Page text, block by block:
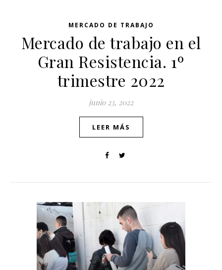
MERCADO DE TRABAJO
Mercado de trabajo en el
Gran Resistencia. 1º
trimestre 2022
junio 23, 2022
LEER MÁS